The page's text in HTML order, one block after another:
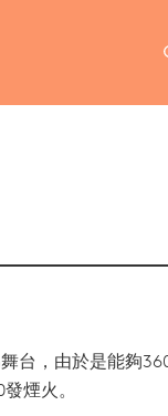
台，由於是能夠
煙火。